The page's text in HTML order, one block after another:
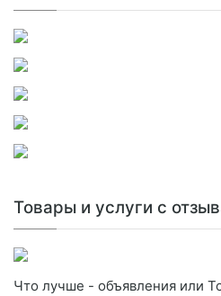
Товары и услуги с
Что лучше - объявления или